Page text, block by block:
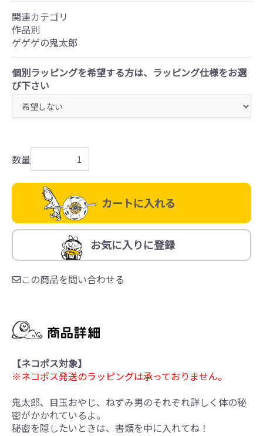
関連カテゴリ
作品別
ゲゲゲの鬼太郎
個別ラッピングを希望する方は、ラッピング仕様をお選
び下さい
数量
カートに入れる
お気に入りに登録
この商品を問い合わせる
【ネコポス対象】
※ネコポス発送のラッピングは承っておりません。
鬼太郎、目玉おやじ、ねずみ男のそれぞれ詳しく体の秘
密がかかれているよ。
秘密を隠したいときは、書類を中に入れてね！